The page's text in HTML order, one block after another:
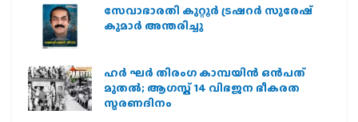
സേവാഭാരതി കുറ്റൂർ ട്രഷറർ സുരേഷ്
കുമാർ അന്തരിച്ചു
ഹര്‍ ഘര്‍ തിരംഗ കാമ്പയിന്‍ ഒന്‍പത്
മുതല്‍; ആഗസ്ത് 14 വിഭജന ഭീകരത
സ്മരണദിനം